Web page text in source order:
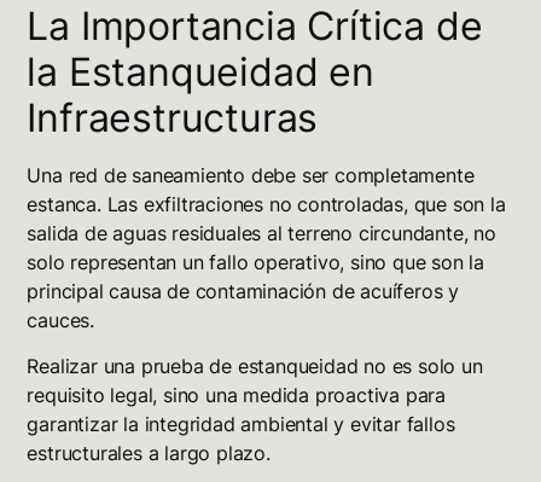
La Importancia Crítica de
la Estanqueidad en
Infraestructuras
Una red de saneamiento debe ser completamente
estanca. Las exfiltraciones no controladas, que son la
salida de aguas residuales al terreno circundante, no
solo representan un fallo operativo, sino que son la
principal causa de contaminación de acuíferos y
cauces.
Realizar una prueba de estanqueidad no es solo un
requisito legal, sino una medida proactiva para
garantizar la integridad ambiental y evitar fallos
estructurales a largo plazo.